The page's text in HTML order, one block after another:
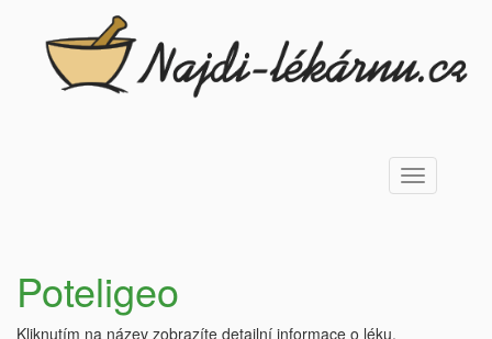
Toggle
navigation
Poteligeo
Kliknutím na název zobrazíte detailní informace o léku.